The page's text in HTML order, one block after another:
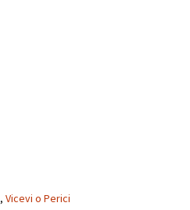
, Vicevi o Perici